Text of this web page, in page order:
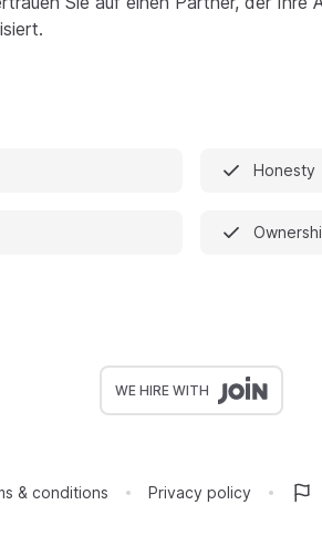
Honesty
WE HIRE WITH
& conditions Privacy policy